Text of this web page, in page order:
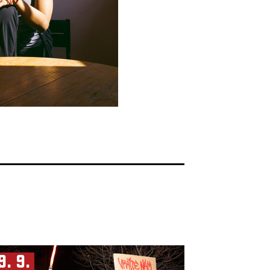
9.